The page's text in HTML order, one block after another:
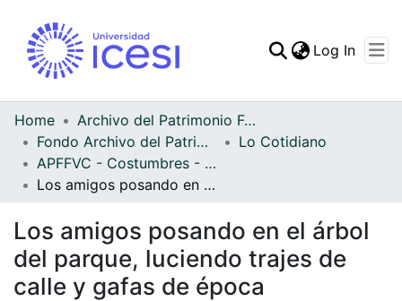
Statistics
Log In
Home
Archivo del Patrimonio Fotográfico y Fílmico del Valle del Cauca
Fondo Archivo del Patrimonio Fotográfico y Fílmico del Valle del Cauca
Lo Cotidiano
APFFVC - Costumbres - Patrimonial
Los amigos posando en el árbol del parque, luciendo trajes de calle y gafas de época
Los amigos posando en el árbol
del parque, luciendo trajes de
calle y gafas de época